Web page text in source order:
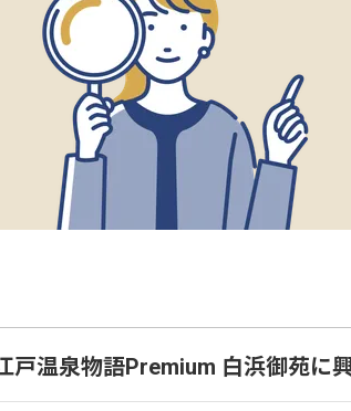
戸温泉物語Premium 白浜御苑に